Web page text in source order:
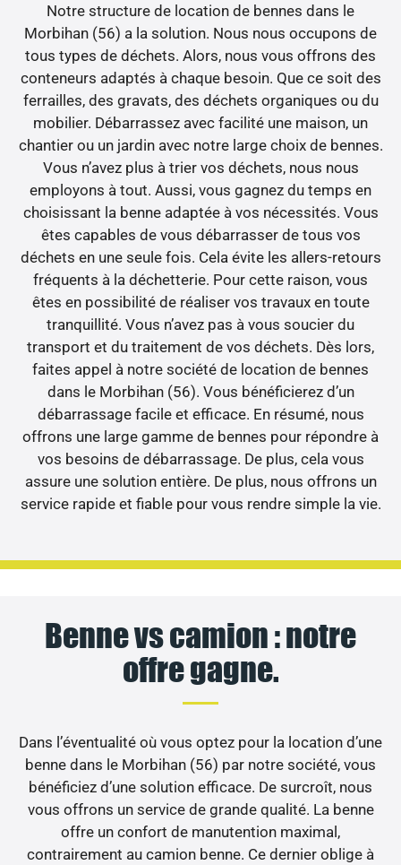
Notre structure de location de bennes dans le
Morbihan (56) a la solution. Nous nous occupons de
tous types de déchets. Alors, nous vous offrons des
conteneurs adaptés à chaque besoin. Que ce soit des
ferrailles, des gravats, des déchets organiques ou du
mobilier. Débarrassez avec facilité une maison, un
chantier ou un jardin avec notre large choix de bennes.
Vous n’avez plus à trier vos déchets, nous nous
employons à tout. Aussi, vous gagnez du temps en
choisissant la benne adaptée à vos nécessités. Vous
êtes capables de vous débarrasser de tous vos
déchets en une seule fois. Cela évite les allers-retours
fréquents à la déchetterie. Pour cette raison, vous
êtes en possibilité de réaliser vos travaux en toute
tranquillité. Vous n’avez pas à vous soucier du
transport et du traitement de vos déchets. Dès lors,
faites appel à notre société de location de bennes
dans le Morbihan (56). Vous bénéficierez d’un
débarrassage facile et efficace. En résumé, nous
offrons une large gamme de bennes pour répondre à
vos besoins de débarrassage. De plus, cela vous
assure une solution entière. De plus, nous offrons un
service rapide et fiable pour vous rendre simple la vie.
Benne vs camion : notre
offre gagne.
Dans l’éventualité où vous optez pour la location d’une
benne dans le Morbihan (56) par notre société, vous
bénéficiez d’une solution efficace. De surcroît, nous
vous offrons un service de grande qualité. La benne
offre un confort de manutention maximal,
contrairement au camion benne. Ce dernier oblige à